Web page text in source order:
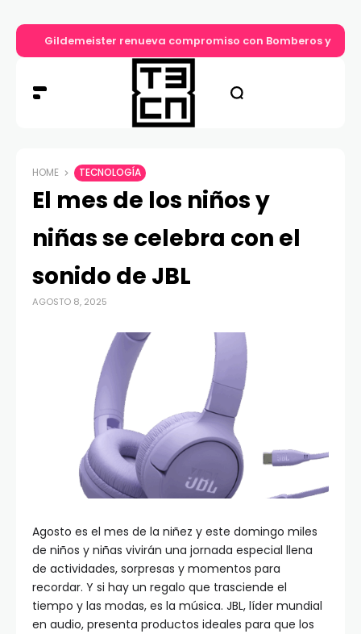
Gildemeister renueva compromiso con Bomberos y
HOME TECNOLOGÍA
El mes de los niños y
niñas se celebra con el
sonido de JBL
AGOSTO 8, 2025
Agosto es el mes de la niñez y este domingo miles
de niños y niñas vivirán una jornada especial llena
de actividades, sorpresas y momentos para
recordar. Y si hay un regalo que trasciende el
tiempo y las modas, es la música. JBL, líder mundial
en audio, presenta productos ideales para que los